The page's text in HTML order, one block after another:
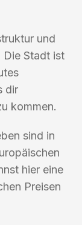
und
Die Stadt ist
dir
kommen.
sind in
hier eine
Preisen